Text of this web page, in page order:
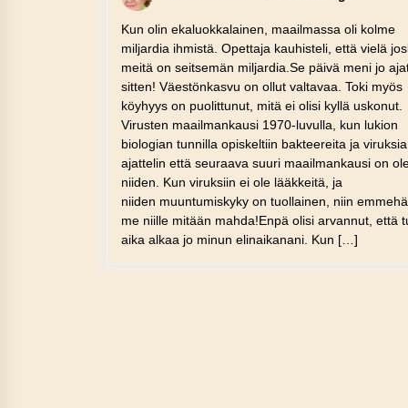
Kun olin ekaluokkalainen, maailmassa oli kolme
miljardia ihmistä. Opettaja kauhisteli, että vielä
meitä on seitsemän miljardia.Se päivä meni jo
sitten! Väestönkasvu on ollut valtavaa. Toki myös
köyhyys on puolittunut, mitä ei olisi kyllä uskonut.
Virusten maailmankausi 1970-luvulla, kun lukion
biologian tunnilla opiskeltiin bakteereita ja viruksia,
ajattelin että seuraava suuri maailmankausi on
niiden. Kun viruksiin ei ole lääkkeitä, ja
niiden muuntumiskyky on tuollainen, niin
me niille mitään mahda!Enpä olisi arvannut, että
aika alkaa jo minun elinaikanani. Kun […]